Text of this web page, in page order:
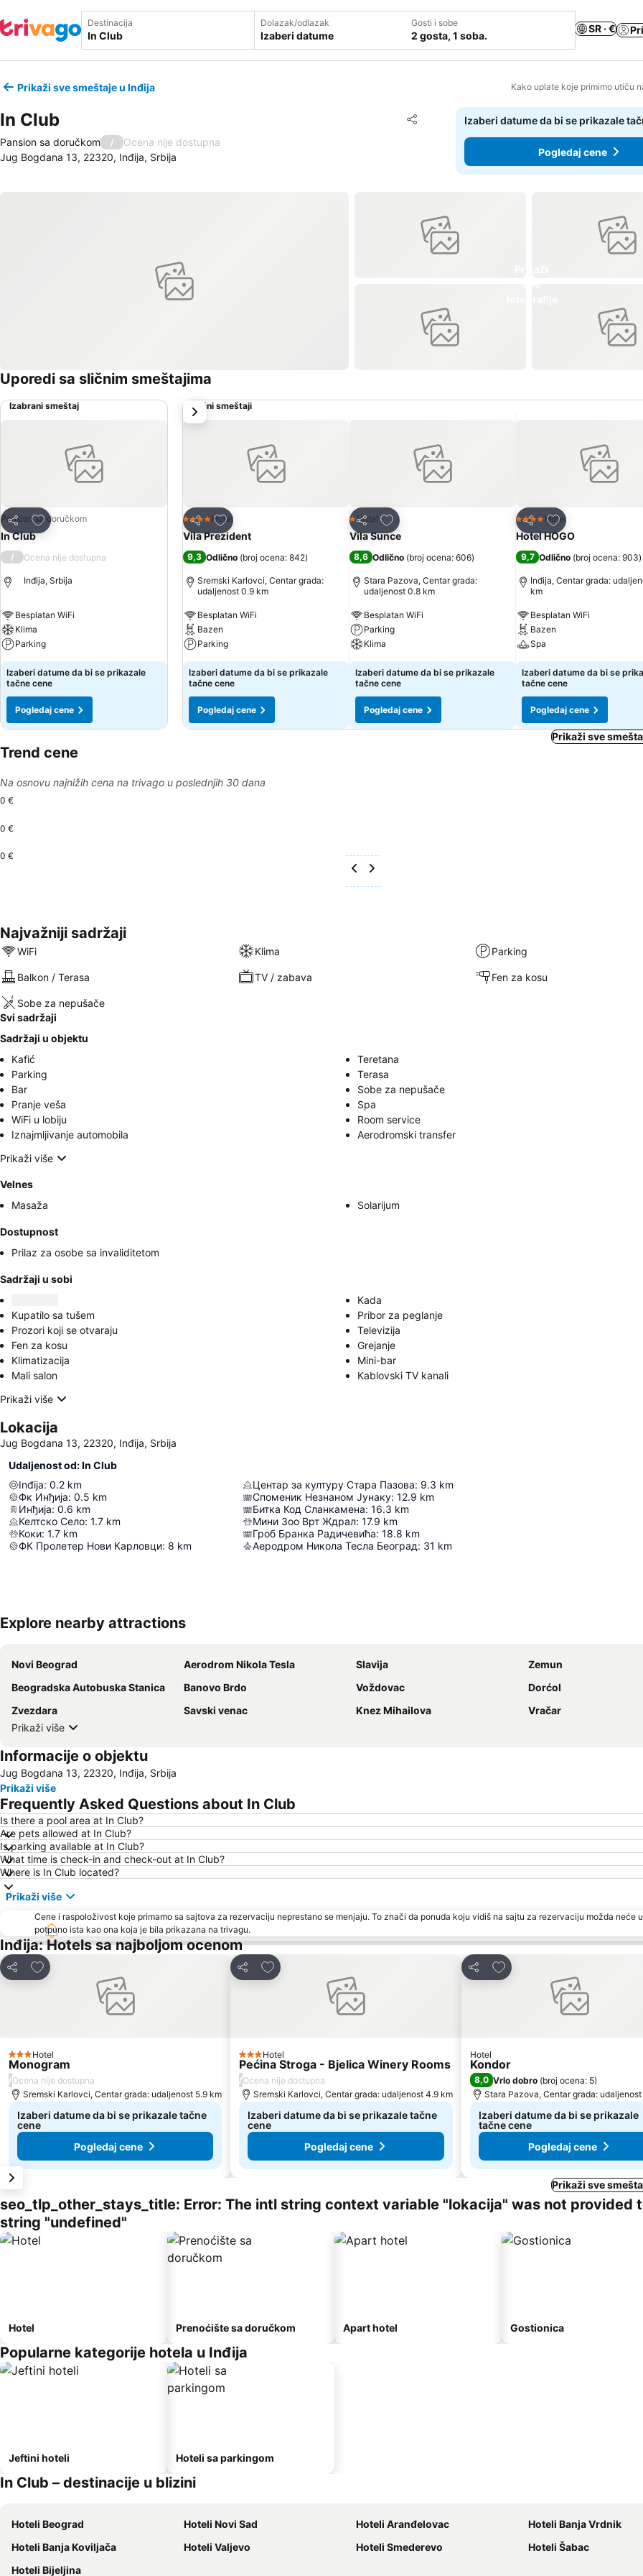
Destinacija Dolazak/odlazak
Izaberi datume
Gosti i sobe
2 gosta, 1 soba.
SR · €
Prikaži sve smeštaje u Inđija Kako uplate koje primimo utiču
In Club Deli
Dodati u favorite
Pansion sa doručkom /
Ocena nije dostupna
Jug Bogdana 13, 22320, Inđija, Srbija
Izaberi datume da bi se prikazale
Pogledaj cene
Uporedi sa sličnim smeštajima
Izabrani smeštaj
Deli
Dodati u favorite
Pansion sa doručkom
In Club
/ Ocena nije dostupna
Inđija, Srbija
Besplatan WiFi
Klima
Parking
Izaberi datume da bi se prikazale
tačne cene
Pogledaj cene
Slični smeštaji
Deli
Dodati u favorite
4 Zvezdice
Hotel
Vila Prezident
9,3 Odlično (broj ocena: 842)
Sremski Karlovci, Centar grada:
udaljenost 0.9 km
Besplatan WiFi
Bazen
Parking
Izaberi datume da bi se prikazale
tačne cene
Pogledaj cene
Deli
Dodati u favorite
1 Zvezdice
Hotel
Vila Sunce
8,6 Odlično (broj ocena: 606)
Stara Pazova, Centar grada:
udaljenost 0.8 km
Besplatan WiFi
Parking
Klima
Izaberi datume da bi se prikazale
tačne cene
Pogledaj cene
Deli
Dodati u favorite
4 Zvezdice
Hotel
Hotel HOGO
9,7 Odlično (broj ocena: 903)
Inđija, Centar grada:
km
Besplatan WiFi
Bazen
Spa
Izaberi datume da bi se
tačne cene
Pogledaj cene
sledeće
Prikaži sve
Trend cene
Na osnovu najnižih cena na trivago u poslednjih 30 dana
0 €
0 €
0 €
Najvažniji sadržaji
WiFi Klima Parking
Balkon / Terasa TV / zabava Fen za kosu
Sobe za nepušače
Svi sadržaji
Sadržaji u objektu
Kafić
Teretana
Parking
Terasa
Bar
Sobe za nepušače
Pranje veša
Spa
WiFi u lobiju
Room service
Iznajmljivanje automobila
Aerodromski transfer
Prikaži više
Velnes
Masaža
Solarijum
Dostupnost
Prilaz za osobe sa invaliditetom
Sadržaji u sobi
Kada
Kupatilo sa tušem
Pribor za peglanje
Prozori koji se otvaraju
Televizija
Fen za kosu
Grejanje
Klimatizacija
Mini-bar
Mali salon
Kablovski TV kanali
Prikaži više
Lokacija
Jug Bogdana 13, 22320, Inđija, Srbija
Udaljenost od: In Club
Inđija: 0.2 km
Фк Инђија: 0.5 km
Инђија: 0.6 km
Келтско Село: 1.7 km
Коки: 1.7 km
ФК Пролетер Нови Карловци: 8 km
Центар за културу Стара Пазова: 9.3 km
Споменик Незнаном Јунаку: 12.9 km
Битка Код Сланкамена: 16.3 km
Мини Зоо Врт Ждрал: 17.9 km
Гроб Бранка Радичевића: 18.8 km
Аеродром Никола Тесла Београд: 31 km
Explore nearby attractions
Novi Beograd Aerodrom Nikola Tesla Slavija
Zemun
Beogradska Autobuska Stanica
Banovo Brdo Voždovac
Dorćol
Zvezdara
Savski venac Knez Mihailova
Vračar
Prikaži više
Informacije o objektu
Jug Bogdana 13, 22320, Inđija, Srbija
Prikaži više
Frequently Asked Questions about In Club
Is there a pool area at In Club?
Are pets allowed at In Club?
Is parking available at In Club?
What time is check-in and check-out at In Club?
Where is In Club located?
Prikaži više
Cene i raspoloživost koje primamo sa sajtova za rezervaciju neprestano se menjaju. To znači da ponuda koju vidiš na sajtu za rezervaciju možda neće
potpuno ista kao ona koja je bila prikazana na trivagu.
Inđija: Hotels sa najboljom ocenom
Deli
Dodati u favorite
3 Zvezdice
Hotel
Monogram
/Ocena nije dostupna
Sremski Karlovci, Centar grada: udaljenost 5.9 km
Izaberi datume da bi se prikazale tačne
cene
Pogledaj cene
Deli
Dodati u favorite
3 Zvezdice
Hotel
Pećina Stroga - Bjelica Winery Rooms
/Ocena nije dostupna
Sremski Karlovci, Centar grada: udaljenost 4.9 km
Izaberi datume da bi se prikazale tačne
cene
Pogledaj cene
Deli
Dodati u favorite
Hotel
Kondor
8,0 Vrlo dobro (broj ocena: 5)
Stara Pazova, Centar grada: udaljenost
Izaberi datume da bi se prikazale
tačne cene
Pogledaj cene
Prikaži sve
seo_tlp_other_stays_title: Error: The intl string context variable "lokacija" was not provided
string "undefined"
Hotel Prenoćište sa doručkom Apart hotel Gostionica
Popularne kategorije hotela u Inđija
Jeftini hoteli Hoteli sa parkingom
In Club – destinacije u blizini
Hoteli Beograd Hoteli Novi Sad Hoteli Aranđelovac
Hoteli Banja Vrdnik
Hoteli Banja Koviljača
Hoteli Valjevo Hoteli Smederevo
Hoteli Šabac
Hoteli Bijeljina